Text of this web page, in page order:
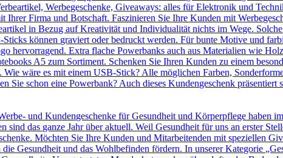
Werbegeschenke, Giveaways: alles für Elektronik und
Ihrer Firma und Botschaft. Faszinieren Sie Ihre Kunden mit
in Bezug auf Kreativität und Individualität nichts im Wege.
können graviert oder bedruckt werden. Für bunte Motive und
hervorragend. Extra flache Powerbanks auch aus Materialien wie
A5 zum Sortiment. Schenken Sie Ihren Kunden zu einem
wäre es mit einem USB-Stick? Alle möglichen Farben,
Sie schon eine Powerbank? Auch dieses Kundengeschenk
und Kundengeschenke für Gesundheit und Körperpflege haben
sind das ganze Jahr über aktuell. Weil Gesundheit für uns an erster
Möchten Sie Ihre Kunden und Mitarbeitenden mit speziellen
Gesundheit und das Wohlbefinden fördern. In unserer Kategorie